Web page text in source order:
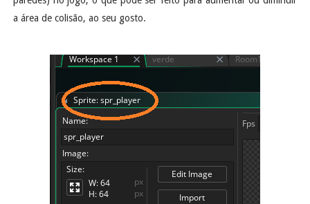
a área de colisão, ao seu gosto.